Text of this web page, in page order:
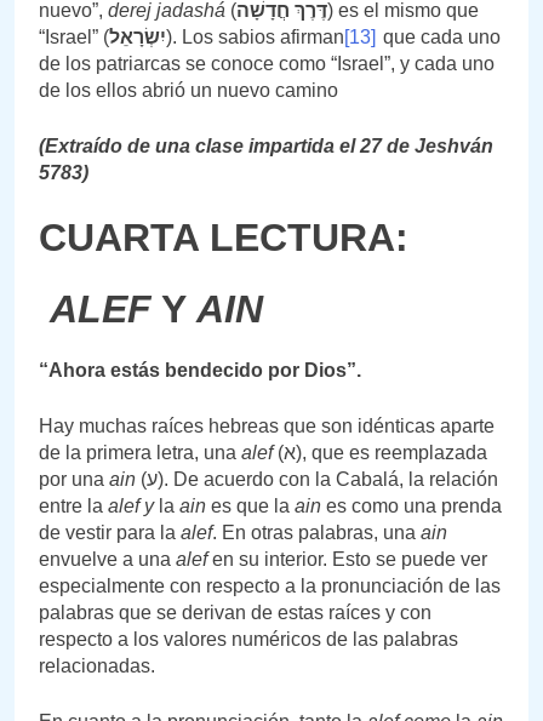
nuevo”, derej jadashá ( דֶּרֶךְ חֲדָשָׁה
) es el mismo que
“Israel” (יִשְׂרָאֵל). Los sabios afirman[13] que cada uno
de los patriarcas se conoce como “Israel”, y cada uno
de los ellos abrió un nuevo camino
(Extraído de una clase impartida el 27 de Jeshván
5783)
CUARTA LECTURA:
ALEFY AIN
“Ahora estás bendecido por Dios”.
Hay muchas raíces hebreas que son idénticas aparte
de la primera letra, una alef(א), que es reemplazada
por una ain (ע). De acuerdo con la Cabalá, la relación
entre la alef y la ain es que la ain es como una prenda
de vestir para la alef. En otras palabras, una ain
envuelve a una alefen su interior. Esto se puede ver
especialmente con respecto a la pronunciación de las
palabras que se derivan de estas raíces y con
respecto a los valores numéricos de las palabras
relacionadas.